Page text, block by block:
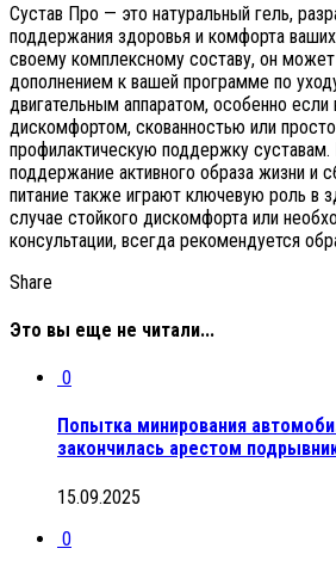
Сустав Про — это натуральный гель,
поддержания здоровья и комфорта
своему комплексному составу, он
дополнением к вашей программе по
двигательным аппаратом, особенно если
дискомфортом, скованностью или
профилактическую поддержку суставам.
поддержание активного образа жизни и
питание также играют ключевую роль в
случае стойкого дискомфорта или
консультации, всегда рекомендуется
Share
Это вы еще не читали...
0
Попытка минирования
закончилась арестом
15.09.2025
0